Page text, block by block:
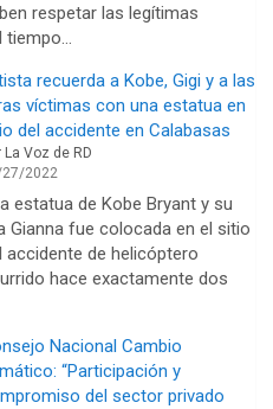
respetar las legítimas
tiempo…
recuerda a Kobe, Gigi y a las
víctimas con una estatua en
del accidente en Calabasas
La Voz de RD
2022
estatua de Kobe Bryant y su
Gianna fue colocada en el sitio
accidente de helicóptero
hace exactamente dos
Nacional Cambio
“Participación y
del sector privado